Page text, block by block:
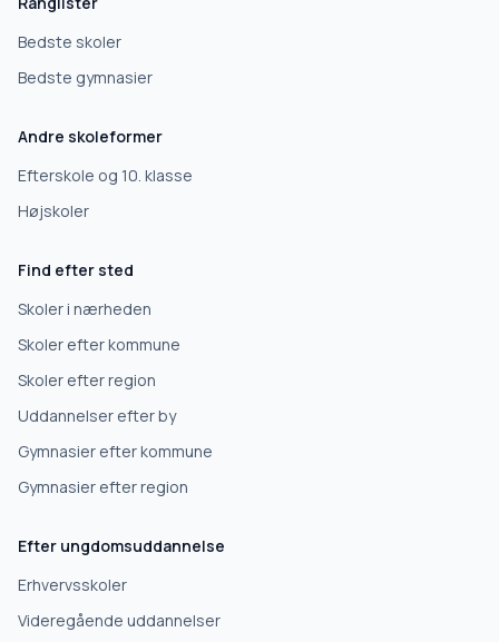
Bedste skoler
Bedste gymnasier
Andre skoleformer
Efterskole og 10. klasse
Højskoler
Find efter sted
Skoler i nærheden
Skoler efter kommune
Skoler efter region
Uddannelser efter by
Gymnasier efter kommune
Gymnasier efter region
Efter ungdomsuddannelse
Erhvervsskoler
Videregående uddannelser